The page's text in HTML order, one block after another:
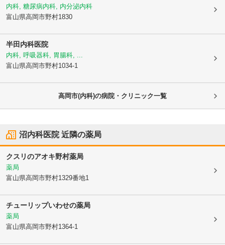
内科, 糖尿病内科, 内分泌内科
富山県高岡市野村1830
半田内科医院
内科, 呼吸器科, 胃腸科, ...
富山県高岡市野村1034-1
高岡市(内科)の病院・クリニック一覧
沼内科医院近隣の薬局
クスリのアオキ野村薬局
薬局
富山県高岡市野村1329番地1
チューリップいわせの薬局
薬局
富山県高岡市野村1364-1